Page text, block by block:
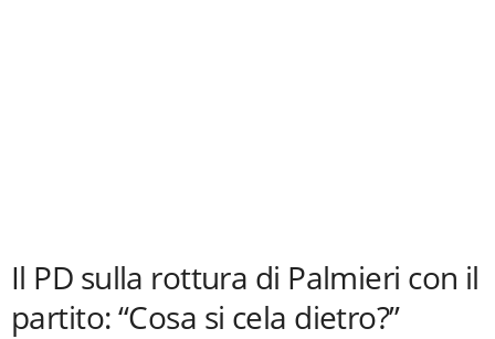
Il PD sulla rottura di Palmieri con il
partito: “Cosa si cela dietro?”